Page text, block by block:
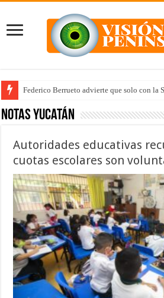
Federico Berrueto advierte que solo con la
Arrancan la tercera etapa de Médico 24/7
Notas Yucatán
Autoridades educativas
cuotas escolares son